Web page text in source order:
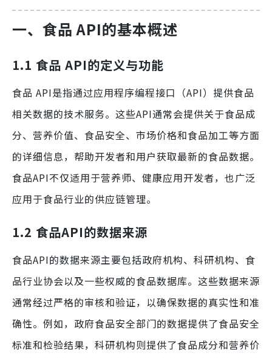
一、食品 API的基本概述
1.1 食品 API的定义与功能
食品 API是指通过应用程序编程接口（API）提供食品
相关数据的技术服务。这些API通常会提供关于食品成
分、营养价值、食品安全、市场价格和食品加工等方面
的详细信息，帮助开发者和用户获取最新的食品数据。
食品API不仅适用于营养师、健康应用开发者，也广泛
应用于食品行业的供应链管理。
1.2 食品API的数据来源
食品API的数据来源主要包括政府机构、科研机构、食
品行业协会以及一些权威的食品数据库。这些数据来源
通常经过严格的审核和验证，以确保数据的真实性和准
确性。例如，政府食品安全部门的数据提供了食品安全
标准和检验结果，科研机构则提供了食品成分和营养价